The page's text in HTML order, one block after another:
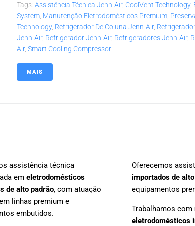
Tags:Assistência Técnica Jenn-Air, CoolVent Technology,
System Manutenção Eletrodomésticos Premium
Technology, Refrigerador De Coluna Jenn-Air,
Jenn-Air, Refrigerador Jenn-Air, Refrigeradores Jenn-Air,
Air,Smart Cooling Compressor
MAIS
assistência técnica
em eletrodomésticos
de alto padrão, com atuação
linhas premium e
embutidos.
Oferecemos
importados de
equipamentos
Trabalhamos com
eletrodomésticos